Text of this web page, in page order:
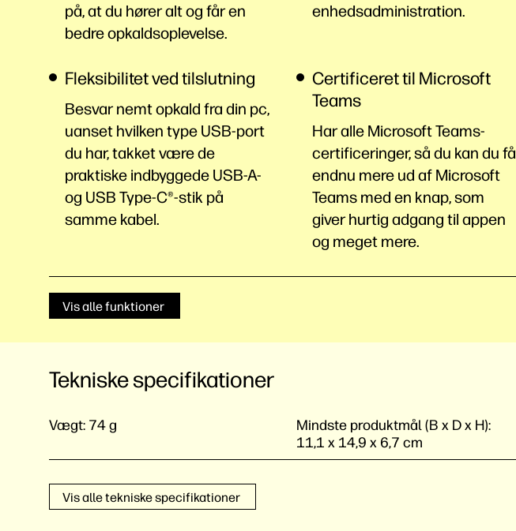
på, at du hører alt og får en
bedre opkaldsoplevelse.
enhedsadministration.
Fleksibilitet ved tilslutning
Besvar nemt opkald fra din pc,
uanset hvilken type USB-port
du har, takket være de
praktiske indbyggede USB-A-
og USB Type-C®️-stik på
samme kabel.
Certificeret til Microsoft
Teams
Har alle Microsoft Teams-
certificeringer, så du kan du få
endnu mere ud af Microsoft
Teams med en knap, som
giver hurtig adgang til appen
og meget mere.
Vis alle funktioner
Tekniske specifikationer
Vægt: 74 g
Mindste produktmål (B x D x H):
11,1 x 14,9 x 6,7 cm
Vis alle tekniske specifikationer